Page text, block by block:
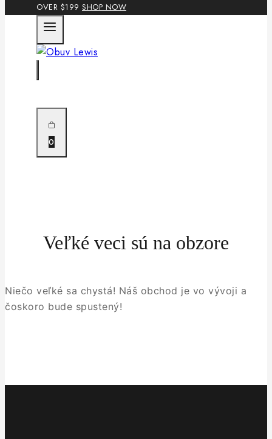
OVER $199 SHOP NOW
0
Veľké veci sú na obzore
Niečo veľké sa chystá! Náš obchod je vo vývoji a
čoskoro bude spustený!